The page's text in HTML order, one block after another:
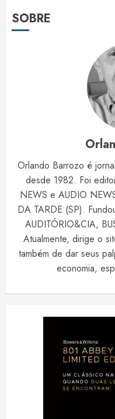
SOBRE
Orlando Barrozo é
desde 1982. Foi
NEWS e AUDIO
DA TARDE (SP).
AUDITÓRIO&CIA,
Atualmente, dirige o
também de dar seus
economia,